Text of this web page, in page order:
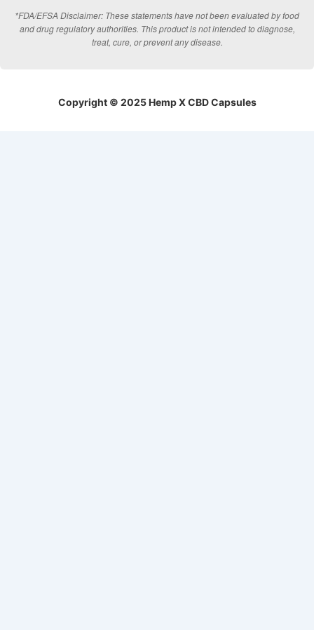
*FDA/EFSA Disclaimer: These statements have not been evaluated by food
and drug regulatory authorities. This product is not intended to diagnose,
treat, cure, or prevent any disease.
Copyright © 2025 Hemp X CBD Capsules